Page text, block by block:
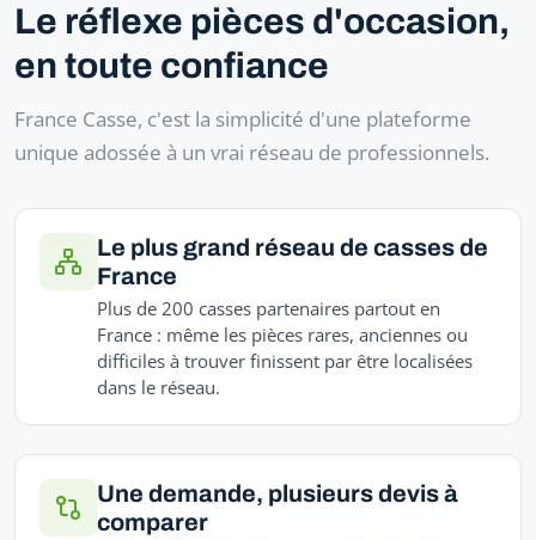
Le réflexe pièces d'occasion,
en toute confiance
France Casse, c'est la simplicité d'une plateforme
unique adossée à un vrai réseau de professionnels.
Le plus grand réseau de casses de
France
Plus de 200 casses partenaires partout en
France : même les pièces rares, anciennes ou
difficiles à trouver finissent par être localisées
dans le réseau.
Une demande, plusieurs devis à
comparer